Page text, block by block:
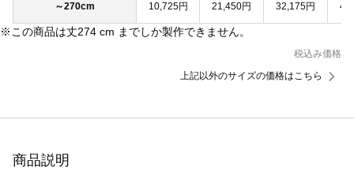
～270cm 10,725円 21,450円 32,175円
※この商品は丈274 cm までしか製作できません。
税込み価格
上記以外のサイズの価格はこちら
商品説明